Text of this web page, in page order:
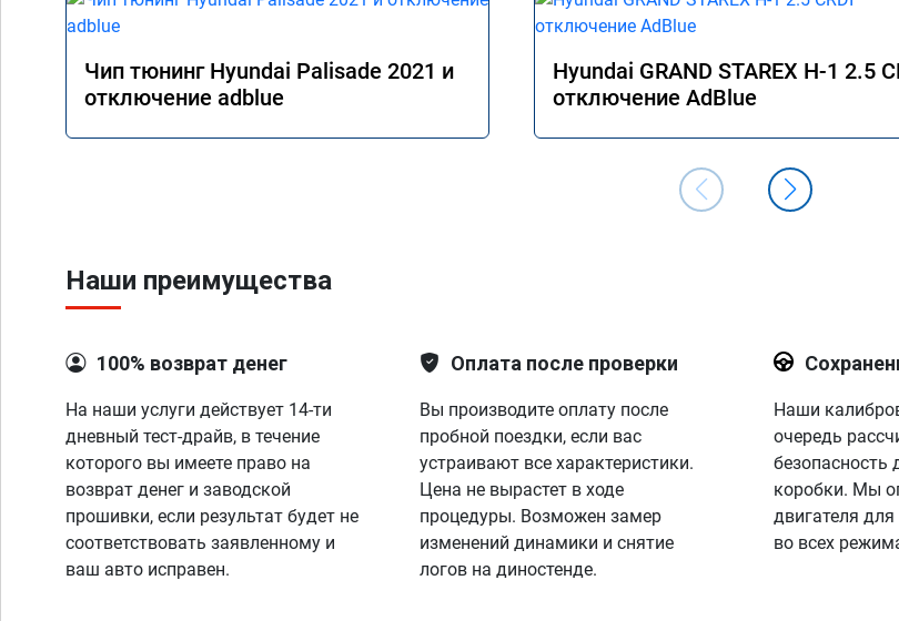
Чип тюнинг Hyundai Palisade 2021 и
отключение adblue
Hyundai GRAND STAREX H-1 2.5
отключение AdBlue
Наши преимущества
100% возврат денег
На наши услуги действует 14-ти
дневный тест-драйв, в течение
которого вы имеете право на
возврат денег и заводской
прошивки, если результат будет не
соответствовать заявленному и
ваш авто исправен.
Оплата после проверки
Вы производите оплату после
пробной поездки, если вас
устраивают все характеристики.
Цена не вырастет в ходе
процедуры. Возможен замер
изменений динамики и снятие
логов на диностенде.
Наши
очередь
безопасность
коробки. Мы
двигателя
во всех